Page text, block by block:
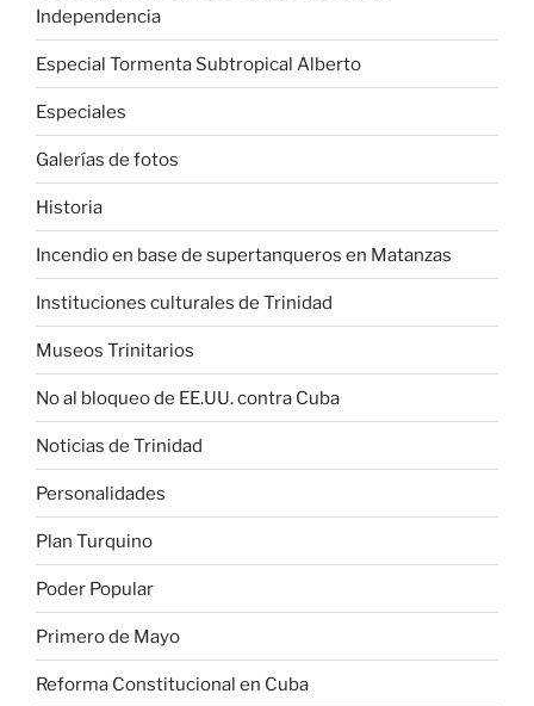
Independencia
Especial Tormenta Subtropical Alberto
Especiales
Galerías de fotos
Historia
Incendio en base de supertanqueros en Matanzas
Instituciones culturales de Trinidad
Museos Trinitarios
No al bloqueo de EE.UU. contra Cuba
Noticias de Trinidad
Personalidades
Plan Turquino
Poder Popular
Primero de Mayo
Reforma Constitucional en Cuba